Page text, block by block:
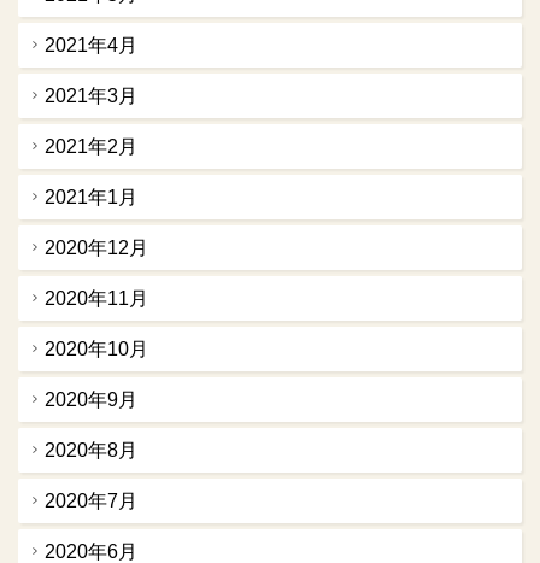
2021年4月
2021年3月
2021年2月
2021年1月
2020年12月
2020年11月
2020年10月
2020年9月
2020年8月
2020年7月
2020年6月